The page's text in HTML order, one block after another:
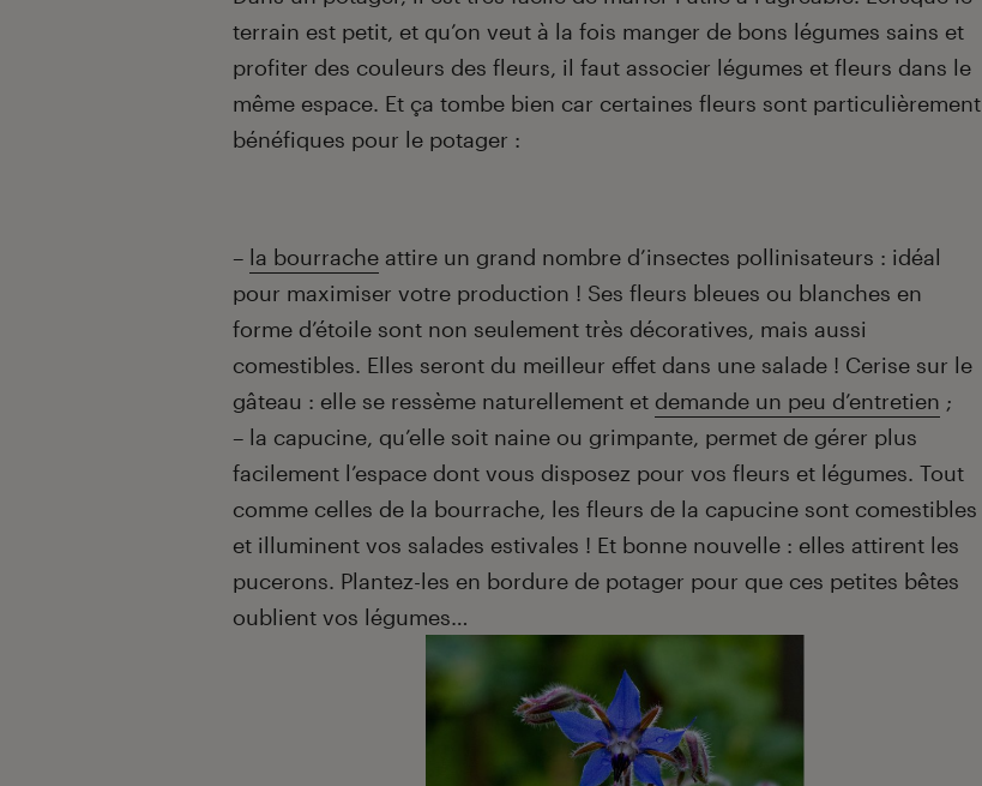
terrain est petit, et qu’on veut à la fois manger de bons légumes sains et
profiter des couleurs des fleurs, il faut associer légumes et fleurs dans le
même espace. Et ça tombe bien car certaines fleurs sont particulièrement
bénéfiques pour le potager :
– la bourrache attire un grand nombre d’insectes pollinisateurs : idéal
pour maximiser votre production ! Ses fleurs bleues ou blanches en
forme d’étoile sont non seulement très décoratives, mais aussi
comestibles. Elles seront du meilleur effet dans une salade ! Cerise sur le
gâteau : elle se ressème naturellement et demande un peu d’entretien ;
– la capucine, qu’elle soit naine ou grimpante, permet de gérer plus
facilement l’espace dont vous disposez pour vos fleurs et légumes. Tout
comme celles de la bourrache, les fleurs de la capucine sont comestibles
et illuminent vos salades estivales ! Et bonne nouvelle : elles attirent les
pucerons. Plantez-les en bordure de potager pour que ces petites bêtes
oublient vos légumes…